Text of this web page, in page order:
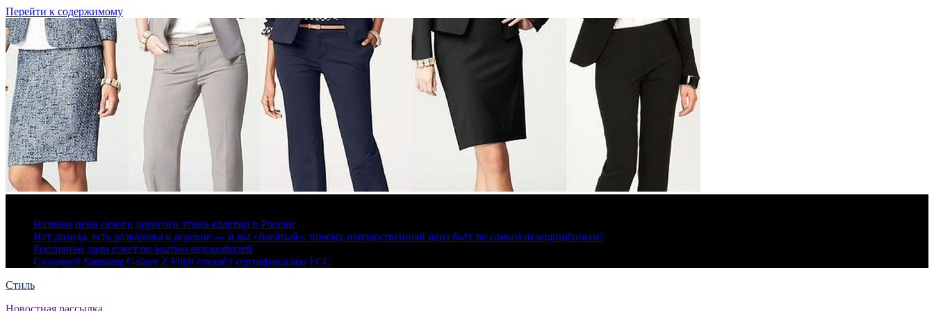
Перейти к содержимому
Названа цена самого дорогого этажа квартир в России
Нет дохода, есть развалюха в деревне — и вы «богатый»: почему имущественный ценз бьёт по самым незащищённым?
Россиянам дали совет по мытью автомобилей
Складной Samsung Galaxy Z Flip8 прошёл сертификацию FCC
Стиль
Новостная рассылка